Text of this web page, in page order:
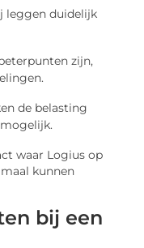
leggen duidelijk
zijn,
de belasting
waar Logius op
kunnen
bij een